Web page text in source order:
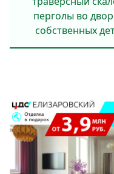
перголы во
собственных